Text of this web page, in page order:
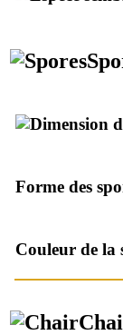
Forme des
Couleur de la